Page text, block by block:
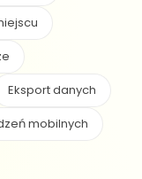
Eksport danych
mobilnych